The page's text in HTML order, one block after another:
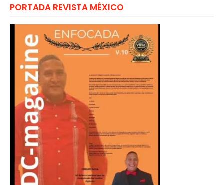
PORTADA REVISTA MÉXICO